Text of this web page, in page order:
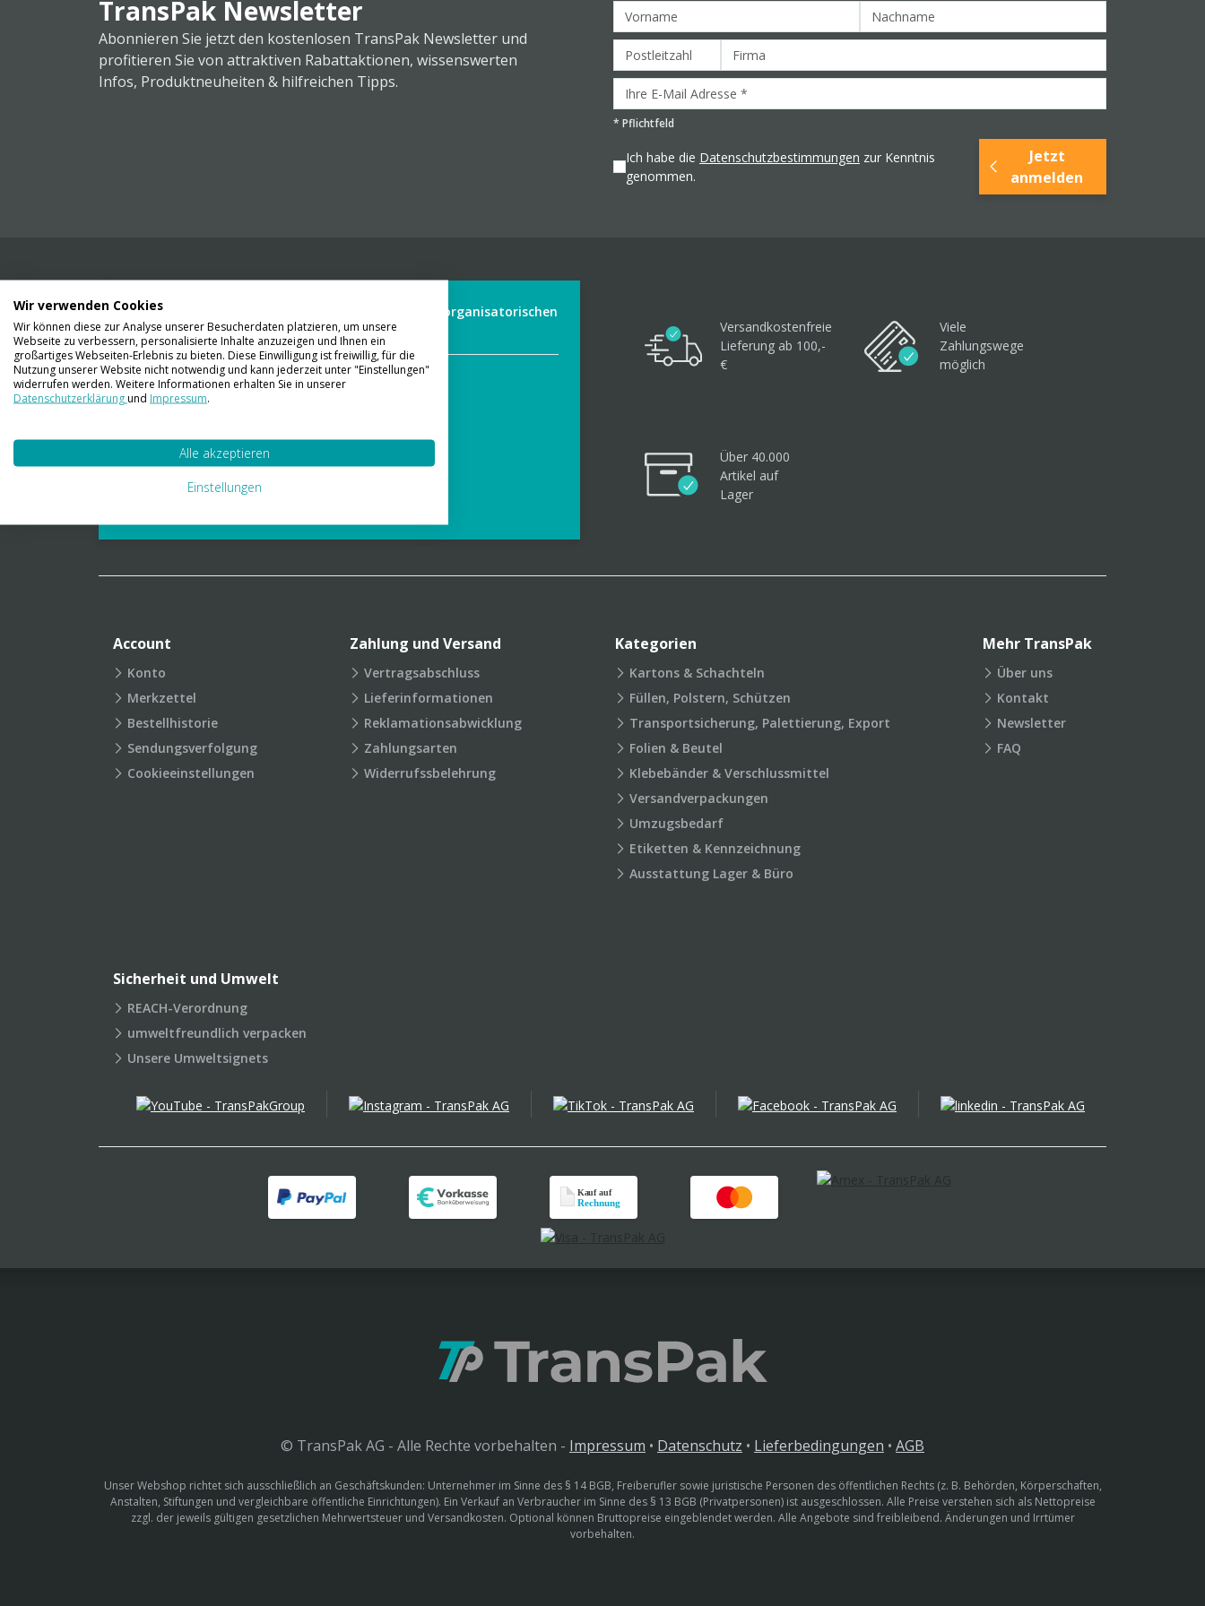
TransPak Newsletter
Abonnieren Sie jetzt den kostenlosen TransPak Newsletter und
profitieren Sie von attraktiven Rabattaktionen, wissenswerten
Infos, Produktneuheiten & hilfreichen Tipps.
* Pflichtfeld
Ich habe die Datenschutzbestimmungen zur Kenntnis
genommen.
Jetzt
anmelden
Wir liefern Ihnen Ihre Ware. Abholung ist leider aus organisatorischen
Gründen nicht möglich.
Kontaktieren Sie uns
01 23 06 03 888
info@transpak.at
Verpackungslexikon
Versandkostenfreie
Lieferung ab 100,-
€
Viele
Zahlungswege
möglich
Über 40.000
Artikel auf
Lager
Account
Konto
Merkzettel
Bestellhistorie
Sendungsverfolgung
Cookieeinstellungen
Zahlung und Versand
Vertragsabschluss
Lieferinformationen
Reklamationsabwicklung
Zahlungsarten
Widerrufssbelehrung
Kategorien
Kartons & Schachteln
Füllen, Polstern, Schützen
Transportsicherung, Palettierung, Export
Folien & Beutel
Klebebänder & Verschlussmittel
Versandverpackungen
Umzugsbedarf
Etiketten & Kennzeichnung
Ausstattung Lager & Büro
Mehr TransPak
Über uns
Kontakt
Newsletter
FAQ
Sicherheit und Umwelt
REACH-Verordnung
umweltfreundlich verpacken
Unsere Umweltsignets
© TransPak AG - Alle Rechte vorbehalten - Impressum • Datenschutz • Lieferbedingungen • AGB
Unser Webshop richtet sich ausschließlich an Geschäftskunden: Unternehmer im Sinne des § 14 BGB, Freiberufler sowie juristische Personen des öffentlichen Rechts (z. B. Behörden, Körperschaften,
Anstalten, Stiftungen und vergleichbare öffentliche Einrichtungen). Ein Verkauf an Verbraucher im Sinne des § 13 BGB (Privatpersonen) ist ausgeschlossen. Alle Preise verstehen sich als Nettopreise
zzgl. der jeweils gültigen gesetzlichen Mehrwertsteuer und Versandkosten. Optional können Bruttopreise eingeblendet werden. Alle Angebote sind freibleibend. Änderungen und Irrtümer
vorbehalten.
Wir verwenden Cookies
Wir können diese zur Analyse unserer Besucherdaten platzieren, um unsere
Webseite zu verbessern, personalisierte Inhalte anzuzeigen und Ihnen ein
großartiges Webseiten-Erlebnis zu bieten. Diese Einwilligung ist freiwillig, für die
Nutzung unserer Website nicht notwendig und kann jederzeit unter "Einstellungen"
widerrufen werden. Weitere Informationen erhalten Sie in unserer
Datenschutzerklärungund Impressum.
Alle akzeptieren
Einstellungen